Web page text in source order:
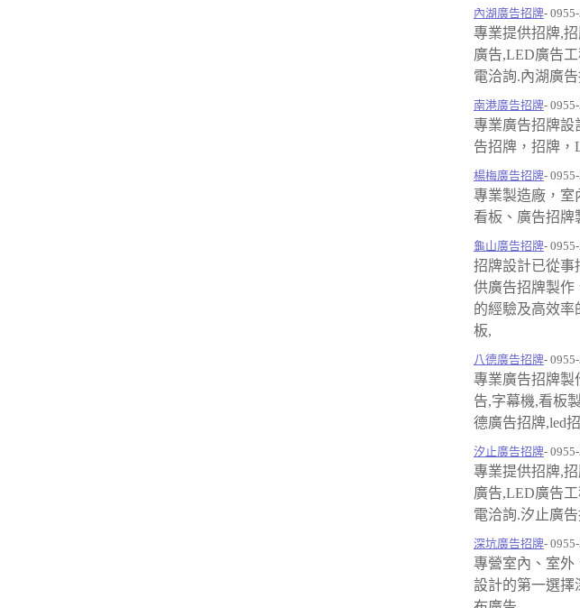
內湖廣告招牌-
專業提供招牌,
廣告,LED廣告
電洽詢.內湖廣
南港廣告招牌-
專業廣告招牌設
告招牌，招牌，
楊梅廣告招牌-
專業製造廠，室
看板、廣告招牌
龜山廣告招牌-
招牌設計已從事
供廣告招牌製作
的經驗及高效率
板,
八德廣告招牌-
專業廣告招牌製
告,字幕機,看板
德廣告招牌,led
汐止廣告招牌-
專業提供招牌,
廣告,LED廣告
電洽詢.汐止廣
深坑廣告招牌-
專營室內、室外
設計的第一選擇